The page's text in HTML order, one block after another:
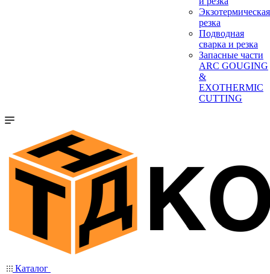
Экзотермическая
резка
Подводная
сварка и резка
Запасные части
ARC GOUGING
&
EXOTHERMIC
CUTTING
Каталог